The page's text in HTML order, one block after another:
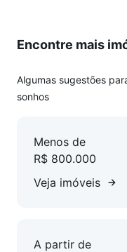
Encontre mais
Algumas sugestões
sonhos
Menos de
R$ 800.000
Veja imóveis
A partir de